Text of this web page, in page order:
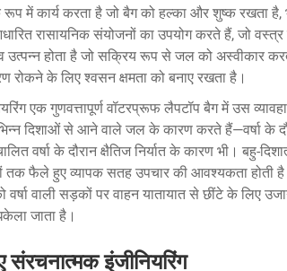
में कार्य करता है जो बैग को हल्का और शुष्क रखता है,
रासायनिक संयोजनों का उपयोग करते हैं, जो
उत्पन्न होता है जो सक्रिय रूप से जल को अस्वीकार
रोकने के लिए श्वसन क्षमता को बनाए रखता है।
एक गुणवत्तापूर्ण वॉटरप्रूफ लैपटॉप बैग में उस
दिशाओं से आने वाले जल के कारण करते हैं—वर्षा के
वर्षा के दौरान क्षैतिज निर्यात के कारण भी। बहु-
तक फैले हुए व्यापक सतह उपचार की आवश्यकता होती
वाली सड़कों पर वाहन यातायात से छींटे के लिए
जाता है।
इंजीनियरिंग